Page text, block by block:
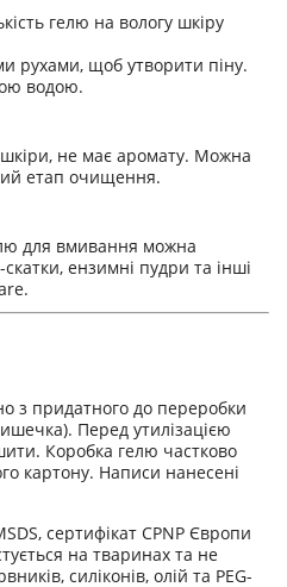
гелю на вологу шкіру
рухами, щоб утворити піну.
водою.
шкіри, не має аромату. Можна
етап очищення.
для вмивання можна
ензимні пудри та інші
з придатного до переробки
Перед утилізацією
Коробка гелю частково
картону. Написи нанесені
сертифікат CPNP Європи
на тваринах та не
силіконів, олій та PEG-